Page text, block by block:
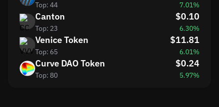
Top: 44 7.01%
Canton
Top: 23
$0.10
6.30%
Venice Token
Top: 65
$11.81
6.01%
Curve DAO Token
Top: 80
$0.24
5.97%